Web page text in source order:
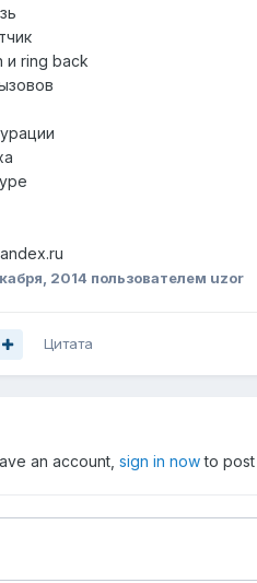
и ring back
2014 пользователем uzor
Цитата
an account, sign in nowto post